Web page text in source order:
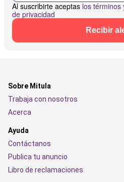
Al suscribirte aceptas los términos
de privacidad
Recibir
Sobre Mitula
Trabaja con nosotros
Acerca
Ayuda
Contáctanos
Publica tu anuncio
Libro de reclamaciones